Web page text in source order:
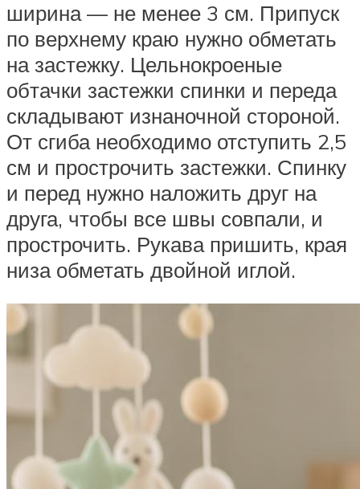
ширина — не менее 3 см. Припуск
по верхнему краю нужно обметать
на застежку. Цельнокроеные
обтачки застежки спинки и переда
складывают изнаночной стороной.
От сгиба необходимо отступить 2,5
см и прострочить застежки. Спинку
и перед нужно наложить друг на
друга, чтобы все швы совпали, и
прострочить. Рукава пришить, края
низа обметать двойной иглой.